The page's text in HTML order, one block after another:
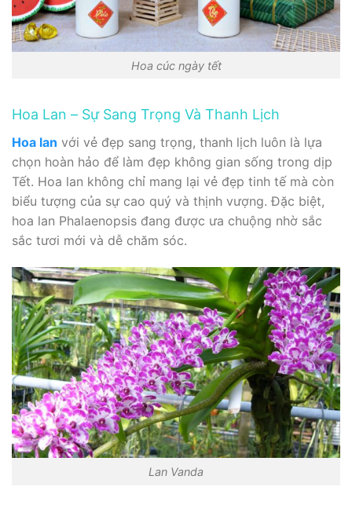
Hoa cúc ngày tết
Hoa Lan – Sự Sang Trọng Và Thanh Lịch
Hoa lan với vẻ đẹp sang trọng, thanh lịch luôn là lựa
chọn hoàn hảo để làm đẹp không gian sống trong dịp
Tết. Hoa lan không chỉ mang lại vẻ đẹp tinh tế mà còn
biểu tượng của sự cao quý và thịnh vượng. Đặc biệt,
hoa lan Phalaenopsis đang được ưa chuộng nhờ sắc
sắc tươi mới và dễ chăm sóc.
Lan Vanda